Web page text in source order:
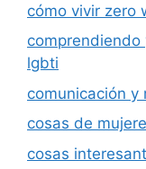
cómo vivir zero
comprendiendo
lgbti
comunicación y
cosas de
cosas